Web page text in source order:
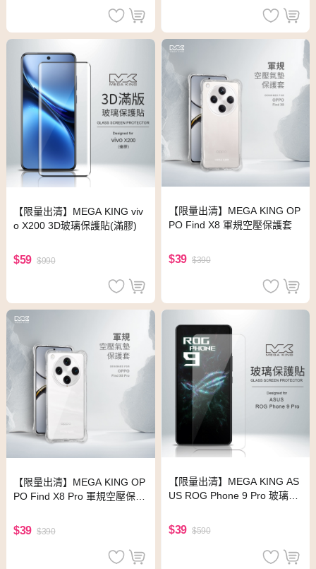
【限量出清】MEGA KING viv
o X200 3D玻璃保護貼(滿膠)
$59 $990
【限量出清】MEGA KING OP
PO Find X8 軍規空壓保護套
$39 $390
【限量出清】MEGA KING OP
PO Find X8 Pro 軍規空壓保護
$39 $390
【限量出清】MEGA KING AS
US ROG Phone 9 Pro 玻璃保
$39 $590